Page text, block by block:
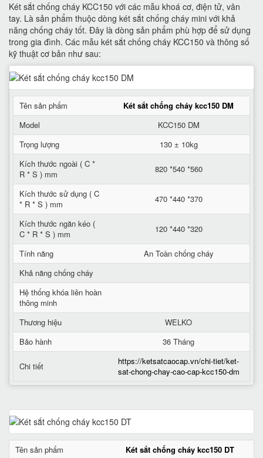
Két sắt chống cháy KCC150 với các mẫu khoá cơ, điện tử, vân
tay. Là sản phẩm thuộc dòng két sắt chống cháy mini với khả
năng chống cháy tốt. Đây là dòng sản phẩm phù hợp để sử dụng
trong gia đình. Các mẫu két sắt chống cháy KCC150 và thông số
kỹ thuật cơ bản như sau:
Tên sản phẩm
Két sắt chống cháy kcc150 DM
Model
KCC150 DM
Trọng lượng
130 ± 10kg
Kích thước ngoài ( C *
R * S ) mm
820 *540 *560
Kích thước sử dụng ( C
* R * S ) mm
470 *440 *370
Kích thước ngăn kéo (
C * R * S ) mm
120 *440 *320
Tính năng
An Toàn chống cháy
Khả năng chống cháy
Hệ thống khóa liên hoàn
thông minh
Thương hiệu
WELKO
Bảo hành
36 Tháng
Chi tiết
https://ketsatcaocap.vn/chi-tiet/ket-
sat-chong-chay-cao-cap-kcc150-dm
Tên sản phẩm
Két sắt chống cháy kcc150 DT